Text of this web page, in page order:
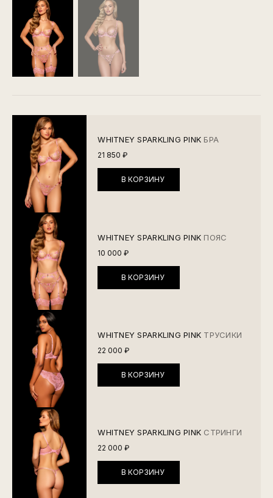
WHITNEY SPARKLING PINK БРА
21 850 ₽
В КОРЗИНУ
WHITNEY SPARKLING PINK ПОЯС
10 000 ₽
В КОРЗИНУ
WHITNEY SPARKLING PINK ТРУСИКИ
22 000 ₽
В КОРЗИНУ
WHITNEY SPARKLING PINK СТРИНГИ
22 000 ₽
В КОРЗИНУ